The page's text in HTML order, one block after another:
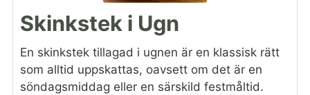
Skinkstek i Ugn
En skinkstek tillagad i ugnen är en klassisk rätt
som alltid uppskattas, oavsett om det är en
söndagsmiddag eller en särskild festmåltid.